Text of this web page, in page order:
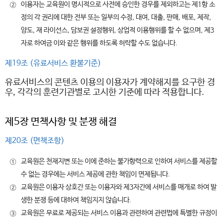
②
이용자는 교육원이 명시적으로 사전에 승인한 경우를 제외하고는 제1항 소
정의 각 권리에 대한 전부 또는 일부의 수정, 대여, 대출, 판매, 배포, 제작,
양도, 재 라이선스, 담보권 설정행위, 상업적 이용행위를 할 수 없으며, 제3
자로 하여금 이와 같은 행위를 하도록 허락할 수도 없습니다.
제19조 (유료서비스 환불기준)
유료서비스의 콘텐츠 이용의 이용자가 계약해지를 요구한 경
우, 각각의 훈련기관별로 고시한 기준에 따라 적용합니다.
제5장 면책사항 및 분쟁 해결
제20조 (면책조항)
①
교육원은 천재지변 또는 이에 준하는 불가항력으로 인하여 서비스를 제공할
수 없는 경우에는 서비스 제공에 관한 책임이 면제됩니다.
②
교육원은 이용자 상호간 또는 이용자와 제3자간에 서비스를 매개로 하여 발
생한 분쟁 등에 대하여 책임지지 않습니다.
③
교육원은 무료로 제공되는 서비스 이용과 관련하여 관련법에 특별한 규정이